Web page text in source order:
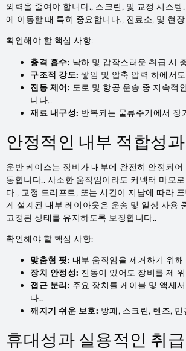
외력을 줄여야 합니다., 스크린, 및 교정 시스
에 이동할 때 특히 중요합니다., 진료소, 및 현
확인해야 할 핵심 사항:
충격 흡수: 낙하 및 갑작스러운 취급 시
구조적 강도: 쌓임 및 압축 압력 하에서
진동 제어: 도로 및 항공 운송 중 지속적
니다..
재료 내구성: 반복되는 물류주기에서 장
안정적인 내부 적합성
운반 케이스는 장비가 내부에 완전히 안정되
동합니다.. 사소한 움직임이라도 커넥터 마모
다., 교정 드리프트, 또는 시간이 지남에 따라
게 설계된 내부 레이아웃은 운송 및 일상 사용
고정된 상태를 유지하도록 보장합니다..
확인해야 할 핵심 사항:
맞춤형 핏: 내부 움직임을 제거하기 위
장치 안정성: 진동이 있어도 장비를 제
접근 분리: 주요 장치를 케이블 및 액세
다..
깨지기 쉬운 보호: 방패, 스크린, 렌즈,
휴대성과 실용적인 취급